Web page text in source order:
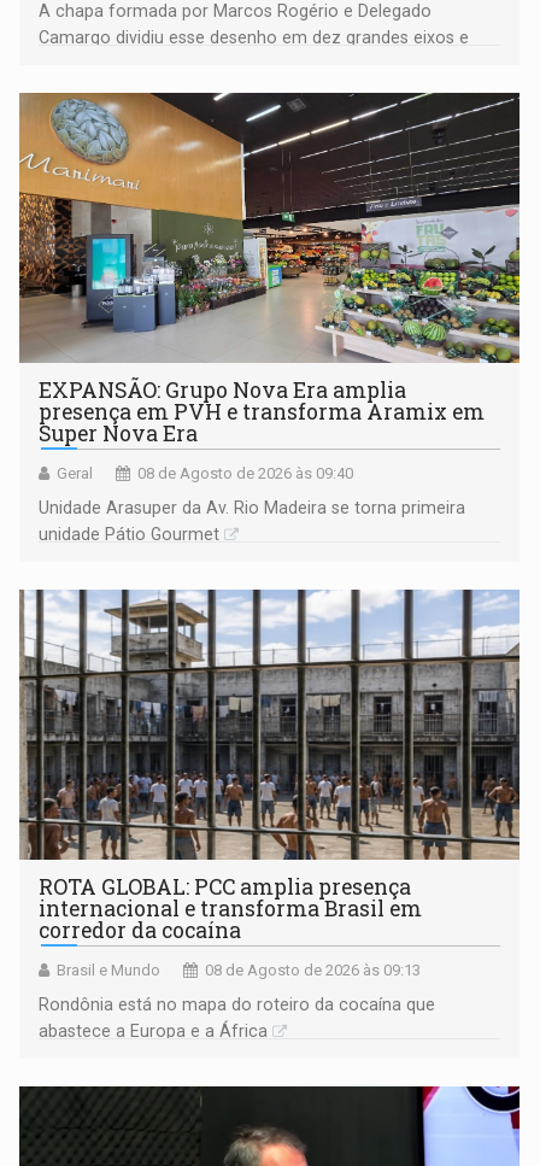
A chapa formada por Marcos Rogério e Delegado
Camargo dividiu esse desenho em dez grandes eixos e
EXPANSÃO: Grupo Nova Era amplia
presença em PVH e transforma Aramix em
Super Nova Era
Geral 08 de Agosto de 2026 às 09:40
Unidade Arasuper da Av. Rio Madeira se torna primeira
unidade Pátio Gourmet
ROTA GLOBAL: PCC amplia presença
internacional e transforma Brasil em
corredor da cocaína
Brasil e Mundo 08 de Agosto de 2026 às 09:13
Rondônia está no mapa do roteiro da cocaína que
abastece a Europa e a África